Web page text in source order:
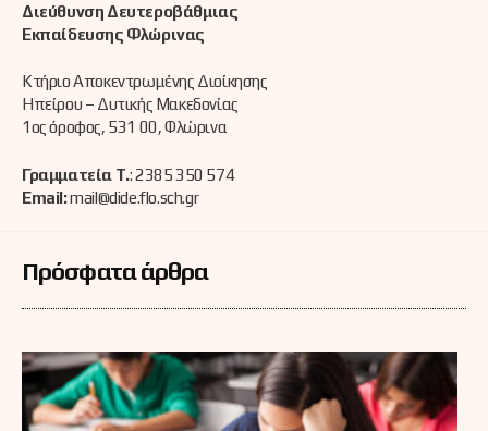
Διεύθυνση Δευτεροβάθμιας
Εκπαίδευσης Φλώρινας
Κτήριο Αποκεντρωμένης Διοίκησης
Ηπείρου – Δυτικής Μακεδονίας
1ος όροφος, 531 00, Φλώρινα
Γραμματεία Τ.: 2385 350 574
Email:mail@dide.flo.sch.gr
Πρόσφατα άρθρα